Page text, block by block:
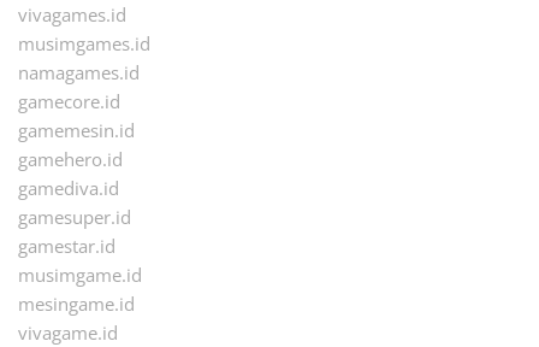
vivagames.id
musimgames.id
namagames.id
gamecore.id
gamemesin.id
gamehero.id
gamediva.id
gamesuper.id
gamestar.id
musimgame.id
mesingame.id
vivagame.id